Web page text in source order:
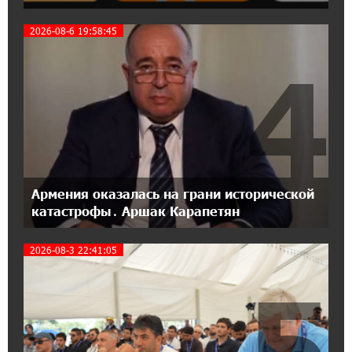
День благодарности клиентам в Ванадзоре:
IDBank
17:07:36 11-07-2026
Пашинян замотивирован уничтожить
Армению․ Аршак Карапетян
14:27:40 11-07-2026
«Мой лес Армения» — бенефициар
инициативы «Сила одного драма» в июле
12:56:04 11-07-2026
Станьте акционером Юнибанка и
воспользуйтесь выгодным инвестиционным
21:45:09 9-07-2026
2026-08-6 19:58:45
Армения оказалась на грани исторической
катастрофы․ Аршак Карапетян
4
2026-08-3 22:41:05